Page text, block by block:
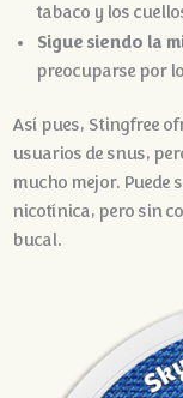
tabaco y los
Sigue siendo la
preocuparse por
Así pues, Stingfree
usuarios de snus,
mucho mejor. Puede
nicotínica, pero sin
bucal.